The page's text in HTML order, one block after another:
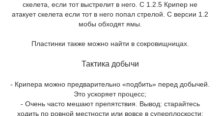
скелета, если тот выстрелит в него. С 1.2.5 Крипер не
атакует скелета если тот в него попал стрелой. С версии 1.2
мобы обходят ямы.
Пластинки также можно найти в сокровищницах.
Тактика добычи
- Крипера можно предварительно «подбить» перед добычей.
Это ускоряет процесс;
- Очень часто мешают препятствия. Вывод: старайтесь
ходить по ровной местности или вовсе в суперплоскости;